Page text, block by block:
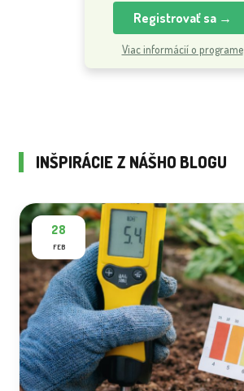
Registrovať sa →
Viac informácií o programe
INŠPIRÁCIE Z NÁŠHO BLOGU
28
FEB